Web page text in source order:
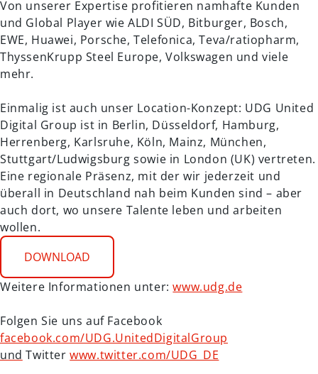
Von unserer Expertise profitieren namhafte Kunden
und Global Player wie ALDI SÜD, Bitburger, Bosch,
EWE, Huawei, Porsche, Telefonica, Teva/ratiopharm,
ThyssenKrupp Steel Europe, Volkswagen und viele
mehr.
Einmalig ist auch unser Location-Konzept: UDG United
Digital Group ist in Berlin, Düsseldorf, Hamburg,
Herrenberg, Karlsruhe, Köln, Mainz, München,
Stuttgart/Ludwigsburg sowie in London (UK) vertreten.
Eine regionale Präsenz, mit der wir jederzeit und
überall in Deutschland nah beim Kunden sind – aber
auch dort, wo unsere Talente leben und arbeiten
wollen.
DOWNLOAD
Weitere Informationen unter:www.udg.de
Folgen Sie uns auf Facebook
facebook.com/UDG.UnitedDigitalGroup
und Twitterwww.twitter.com/UDG_DE